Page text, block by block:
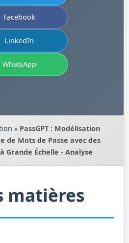
Facebook
LinkedIn
WhatsApp
» PassGPT : Modélisation
de Mots de Passe avec des
Grande Échelle - Analyse
matières